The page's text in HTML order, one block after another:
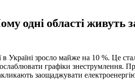
одні області живуть
Україні зросло майже на 10 %. Це
графіки знеструмлення.
заощаджувати